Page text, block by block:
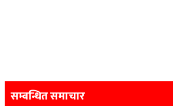
navigation
सम्बन्धित समाचार